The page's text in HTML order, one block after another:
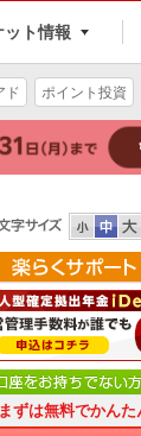
ット情報
ド ポイント投資
まずは無料でかんた